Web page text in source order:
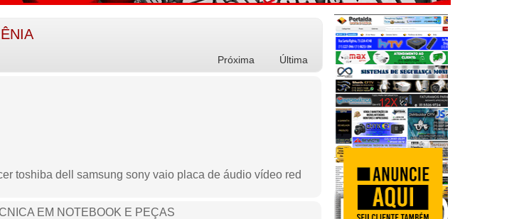
Próxima Última
toshiba dell samsung sony vaio placa de áudio vídeo red
EM NOTEBOOK E PEÇAS